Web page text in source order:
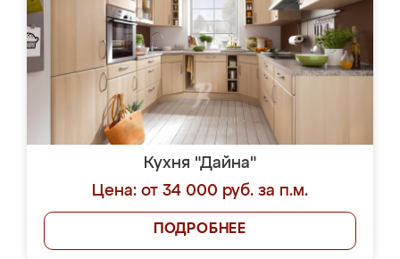
Кухня "Дайна"
Цена: от 34 000 руб. за п.м.
ПОДРОБНЕЕ